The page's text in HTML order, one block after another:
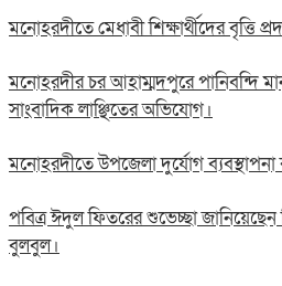
মনোহরদীতে মেধাবী শিক্ষার্থীদের বৃত্তি
মনোহরদীর চর আহাম্মদপুরে পানিবন্দি
সাংবাদিক লাঞ্ছিতের অভিযোগ।
মনোহরদীতে উপজেলা দুর্যোগ ব্যবস্থাপনা
পবিত্র ঈদুল ফিতরের শুভেচ্ছা
বুলবুল।